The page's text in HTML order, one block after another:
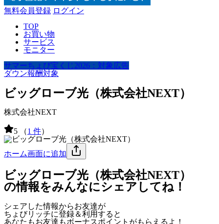
無料会員登録 ログイン
TOP
お買い物
サービス
モニター
サマーちょび宝くじ2026：対象広告
ダウン報酬対象
ビッグローブ光（株式会社NEXT）
株式会社NEXT
5 （1 件）
ホーム画面に追加
ビッグローブ光（株式会社NEXT）
の情報をみんなにシェアしてね！
シェアした情報からお友達が
ちょびリッチに登録＆利用すると
あなたもお友達もボーナスポイント がもらえるよ！